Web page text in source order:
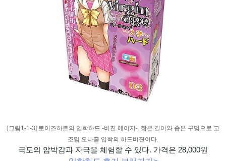
[그림1-1-3] 토이즈하트의 입학하드 -버진 에이지-. 짧은 길이와 좁은 구멍으로 고
조임 오나홀 입학의 하드버젼이다.
극도의 압박감과 자극을 체험할 수 있다. 가격은 28,000원